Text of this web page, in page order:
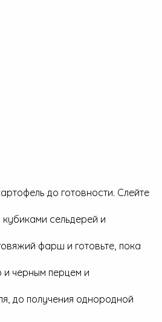
до готовности. Слейте
сельдерей и
фарш и готовьте, пока
черным перцем и
до получения однородной